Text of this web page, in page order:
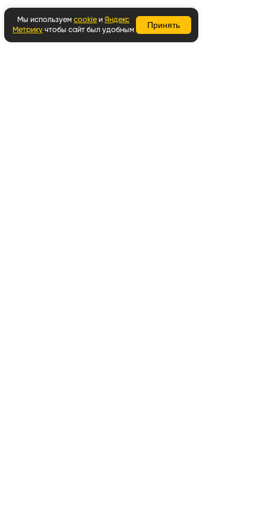
Мы используем cookie и Яндекс
Метрику чтобы сайт был удобным
Принять